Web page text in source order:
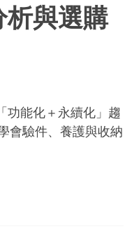
與選購
功能化＋永續化」趨
會驗件、養護與收納